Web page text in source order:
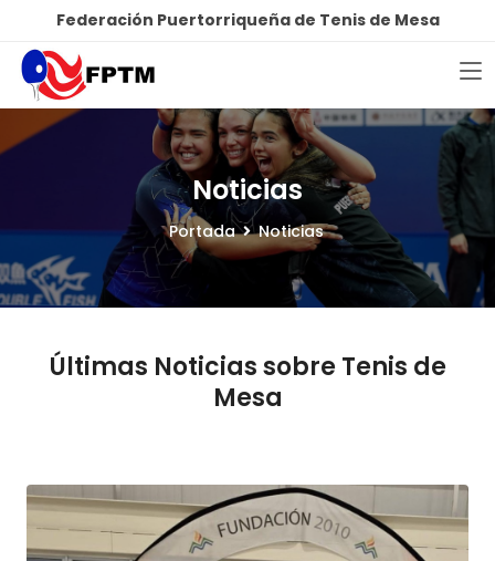
Federación Puertorriqueña de Tenis de Mesa
Noticias
Portada Noticias
Últimas Noticias sobre Tenis de
Mesa